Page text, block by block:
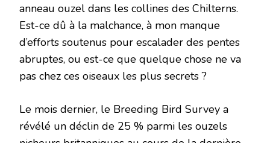
anneau ouzel dans les collines des Chilterns.
Est-ce dû à la malchance, à mon manque
d’efforts soutenus pour escalader des pentes
abruptes, ou est-ce que quelque chose ne va
pas chez ces oiseaux les plus secrets ?
Le mois dernier, le Breeding Bird Survey a
révélé un déclin de 25 % parmi les ouzels